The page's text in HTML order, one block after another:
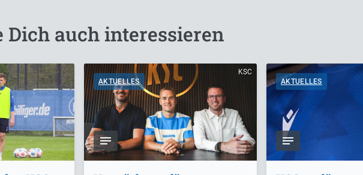
Dich auch interessieren
KSC
AKTUELLES
AKTUELLES